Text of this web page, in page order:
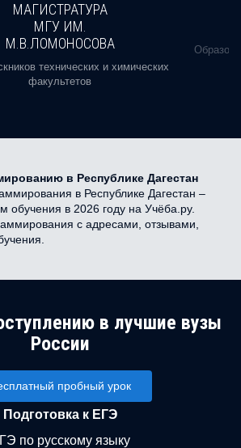
МАГИСТРАТУРА
МГУ ИМ.
М.В.ЛОМОНОСОВА
технических и химических
факультетов
в Республике Дагестан
в Республике Дагестан –
обучения в 2026 году на Учёба.ру.
с адресами, отзывами,
в лучшие вузы
России
пробный урок
Подготовка к ЕГЭ
по русскому языку